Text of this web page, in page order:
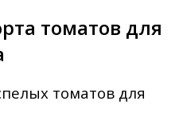
томатов для
томатов для